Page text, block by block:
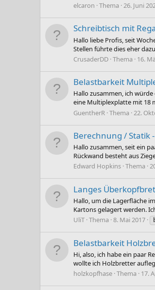
elcaron Thema 26. Juni
Schreibtisch mit
Hallo liebe Profis, seit
Stellen führte dies eher
CrusaderDD Thema 16.
Belastbarkeit
Hallo zusammen, ich
eine Multiplexplatte mit 18
GuentherR Thema 22.
Berechnung / Statik
Hallo zusammen, seit ein
Rückwand besteht aus
Edward Hopkins Thema
Langes
Hallo, um die Lagerfläche
Kartons gelagert werden.
UliT Thema 8. Mai 2017
Belastbarkeit
Hi, also, ich habe ein paar
wollte ich Holzbretter
holzkopfhase Thema 17.